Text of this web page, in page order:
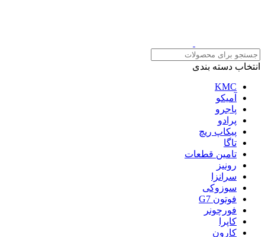
انتخاب دسته بندی
KMC
آمیکو
پاجرو
پرادو
پیکاپ ریچ
تاگا
تامین قطعات
رونیز
سرانزا
سوزوکی
فوتون G7
فورچونر
کاپرا
کارون